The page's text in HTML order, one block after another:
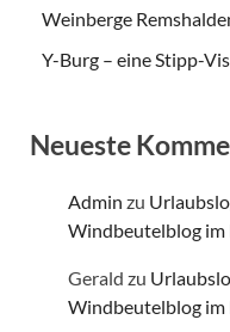
Weinberge
Y-Burg – eine Stipp-
Neueste
Admin zu
Windbeutelblog im
Gerald zu
Windbeutelblog im